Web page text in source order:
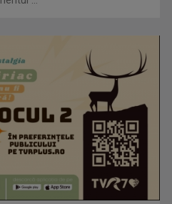
și cartofi gătiți lent sub jar